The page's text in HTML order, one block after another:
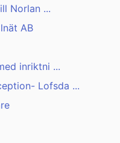
Norlan ...
AB
inriktni ...
Lofsda ...